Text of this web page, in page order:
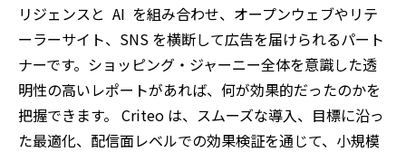
リジェンスと AI を組み合わせ、オープンウェブやリテ
ーラーサイト、 SNS を横断して広告を届けられるパート
ナーです。ショッピング・ジャーニー全体を意識した透
明性の高いレポートがあれば、何が効果的だったのかを
把握できます。 Criteo は、スムーズな導入、目標に沿っ
た最適化、配信面レベルでの効果検証を通じて、小規模